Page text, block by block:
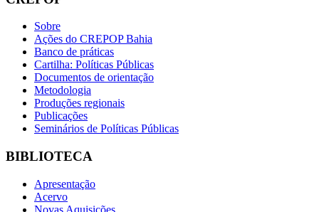
Sobre
Ações do CREPOP Bahia
Banco de práticas
Cartilha: Políticas Públicas
Documentos de orientação
Metodologia
Produções regionais
Publicações
Seminários de Políticas Públicas
BIBLIOTECA
Apresentação
Acervo
Novas Aquisições